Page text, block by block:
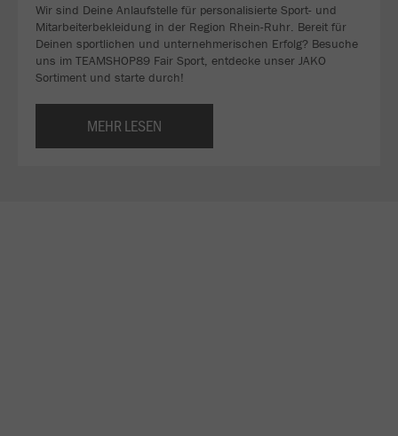
Wir sind Deine Anlaufstelle für personalisierte Sport- und
Mitarbeiterbekleidung in der Region Rhein-Ruhr. Bereit für
Deinen sportlichen und unternehmerischen Erfolg? Besuche
uns im TEAMSHOP89 Fair Sport, entdecke unser JAKO
Sortiment und starte durch!
MEHR LESEN